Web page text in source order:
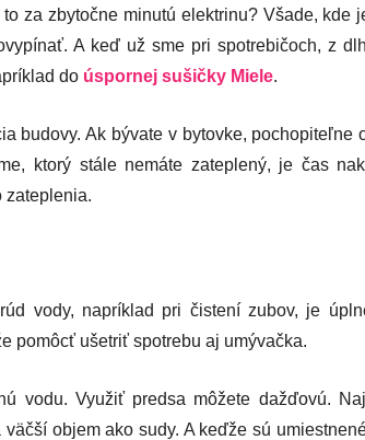
za zbytočne minutú elektrinu? Všade, kde
A keď už sme pri spotrebičoch, z
do úspornej sušičky Miele.
budovy. Ak bývate v bytovke, pochopiteľne
ktorý stále nemáte zateplený, je čas
zateplenia.
vody, napríklad pri čistení zubov, je
pomôcť ušetriť spotrebu aj umývačka.
vodu. Využiť predsa môžete dažďovú.
objem ako sudy. A keďže sú